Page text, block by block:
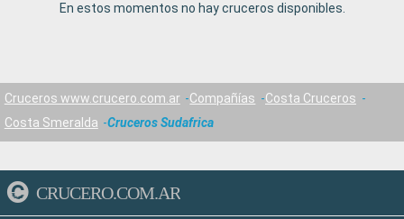
En estos momentos no hay cruceros disponibles.
Cruceros www.crucero.com.ar Compañías
Costa Cruceros
Costa Smeralda
Cruceros Sudafrica
CRUCERO.COM.AR